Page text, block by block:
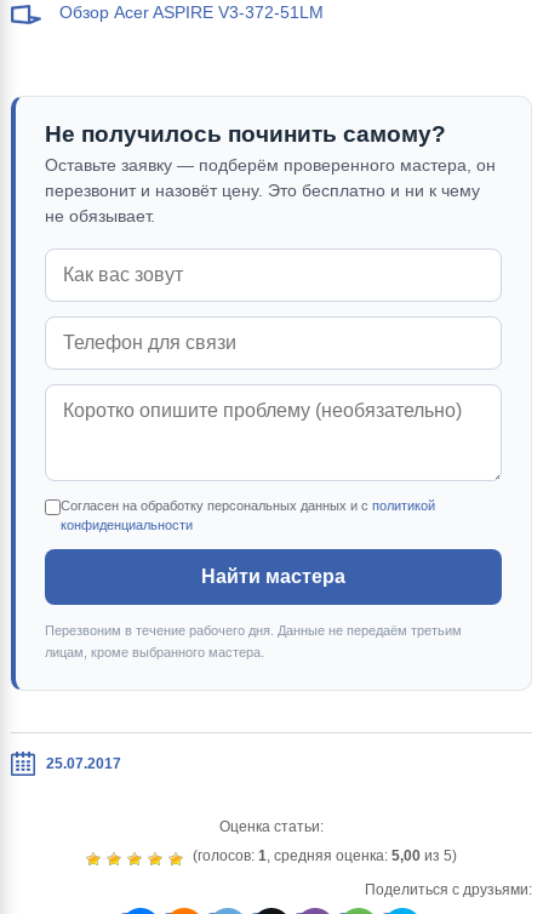
Обзор Acer ASPIRE V3-372-51LM
Не получилось починить самому?
Оставьте заявку — подберём проверенного мастера, он
перезвонит и назовёт цену. Это бесплатно и ни к чему
не обязывает.
Согласен на обработку персональных данных и с политикой
конфиденциальности
Найти мастера
Перезвоним в течение рабочего дня. Данные не передаём третьим
лицам, кроме выбранного мастера.
25.07.2017
Оценка статьи:
(голосов: 1 , средняя оценка: 5,00из 5)
Поделиться с друзьями: